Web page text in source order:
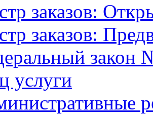
заказов:
заказов:
закон
услуги